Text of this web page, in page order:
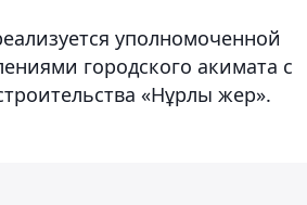
уполномоченной
городского акимата с
«Нұрлы жер».